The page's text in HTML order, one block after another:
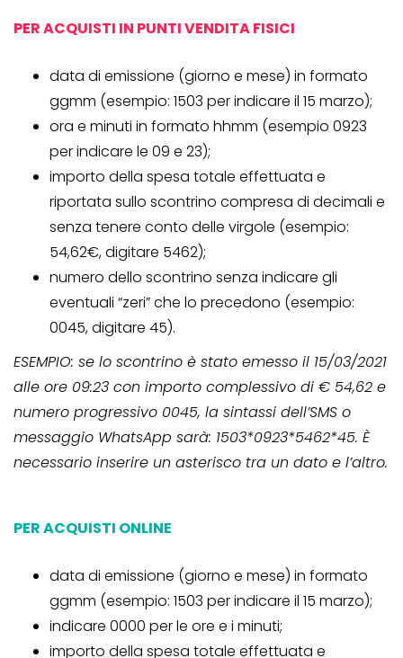
PER ACQUISTI IN PUNTI VENDITA FISICI
data di emissione (giorno e mese) in formato
ggmm (esempio: 1503 per indicare il 15 marzo);
ora e minuti in formato hhmm (esempio 0923
per indicare le 09 e 23);
importo della spesa totale effettuata e
riportata sullo scontrino compresa di decimali e
senza tenere conto delle virgole (esempio:
54,62€, digitare 5462);
numero dello scontrino senza indicare gli
eventuali “zeri” che lo precedono (esempio:
0045, digitare 45).
ESEMPIO: se lo scontrino è stato emesso il 15/03/2021
alle ore 09:23 con importo complessivo di € 54,62 e
numero progressivo 0045, la sintassi dell’SMS o
messaggio WhatsApp sarà: 1503*0923*5462*45. È
necessario inserire un asterisco tra un dato e l’altro.
PER ACQUISTI ONLINE
data di emissione (giorno e mese) in formato
ggmm (esempio: 1503 per indicare il 15 marzo);
indicare 0000 per le ore e i minuti;
importo della spesa totale effettuata e